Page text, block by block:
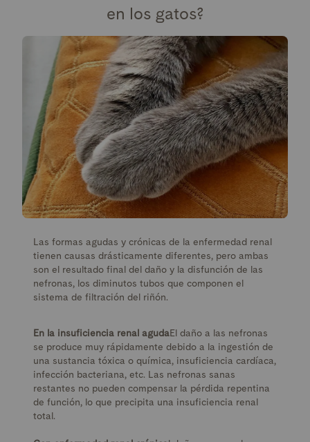
en los gatos?
Las formas agudas y crónicas de la enfermedad renal
tienen causas drásticamente diferentes, pero ambas
son el resultado final del daño y la disfunción de las
nefronas, los diminutos tubos que componen el
sistema de filtración del riñón.
En la insuficiencia renal agudaEl daño a las nefronas
se produce muy rápidamente debido a la ingestión de
una sustancia tóxica o química, insuficiencia cardíaca,
infección bacteriana, etc. Las nefronas sanas
restantes no pueden compensar la pérdida repentina
de función, lo que precipita una insuficiencia renal
total.